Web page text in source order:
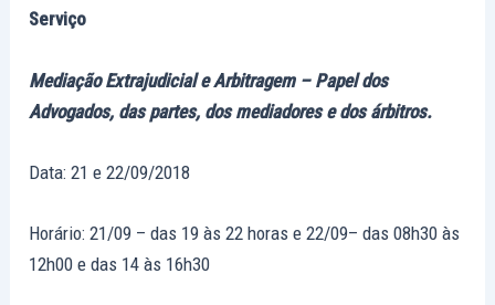
Serviço
Mediação Extrajudicial e Arbitragem – Papel dos
Advogados, das partes, dos mediadores e dos árbitros.
Data: 21 e 22/09/2018
Horário: 21/09 – das 19 às 22 horas e 22/09– das 08h30 às
12h00 e das 14 às 16h30